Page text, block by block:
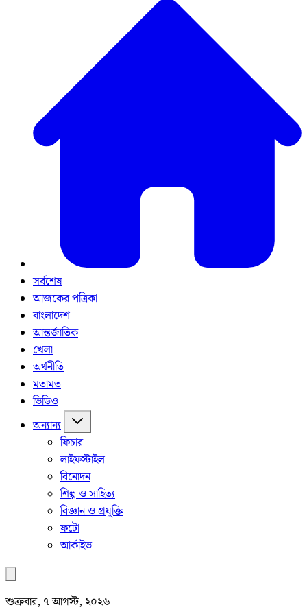
সর্বশেষ
আজকের পত্রিকা
বাংলাদেশ
আন্তর্জাতিক
খেলা
অর্থনীতি
মতামত
ভিডিও
অন্যান্য
ফিচার
লাইফস্টাইল
বিনোদন
শিল্প ও সাহিত্য
বিজ্ঞান ও প্রযুক্তি
ফটো
আর্কাইভ
শুক্রবার, ৭ আগস্ট, ২০২৬